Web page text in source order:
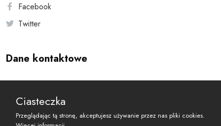
Facebook
Twitter
Dane kontaktowe
reset@resetobywatelski.pl
Ciasteczka
Przeglądając tą stronę, akceptujesz używanie przez nas pliki cookies.